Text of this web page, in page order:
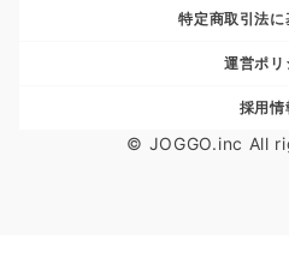
特定商取引法
運営ポリ
採用情
© JOGGO.inc All